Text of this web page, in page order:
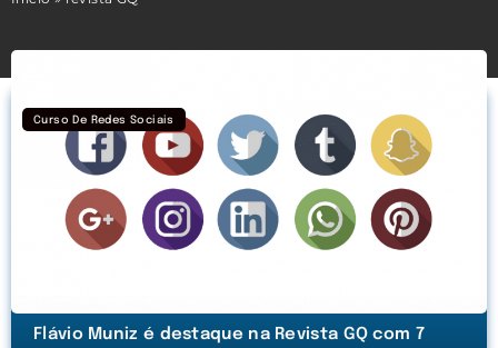
Curso De Redes Sociais
Flávio Muniz é destaque na Revista GQ com 7